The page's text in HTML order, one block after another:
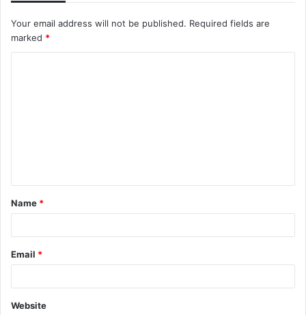
Your email address will not be published. Required fields are
marked *
t
*
Name *
Email *
Website